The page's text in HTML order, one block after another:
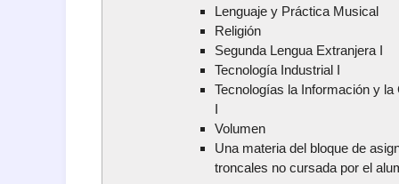
Lenguaje y Práctica Musical
Religión
Segunda Lengua Extranjera I
Tecnología Industrial I
Tecnologías la Información y la
I
Volumen
Una materia del bloque de
troncales no cursada por el